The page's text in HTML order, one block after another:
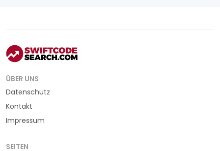
ÜBER UNS
Datenschutz
Kontakt
Impressum
SEITEN